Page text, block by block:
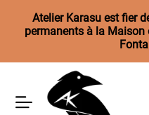
Atelier Karasu est fier
permanents à la Maison